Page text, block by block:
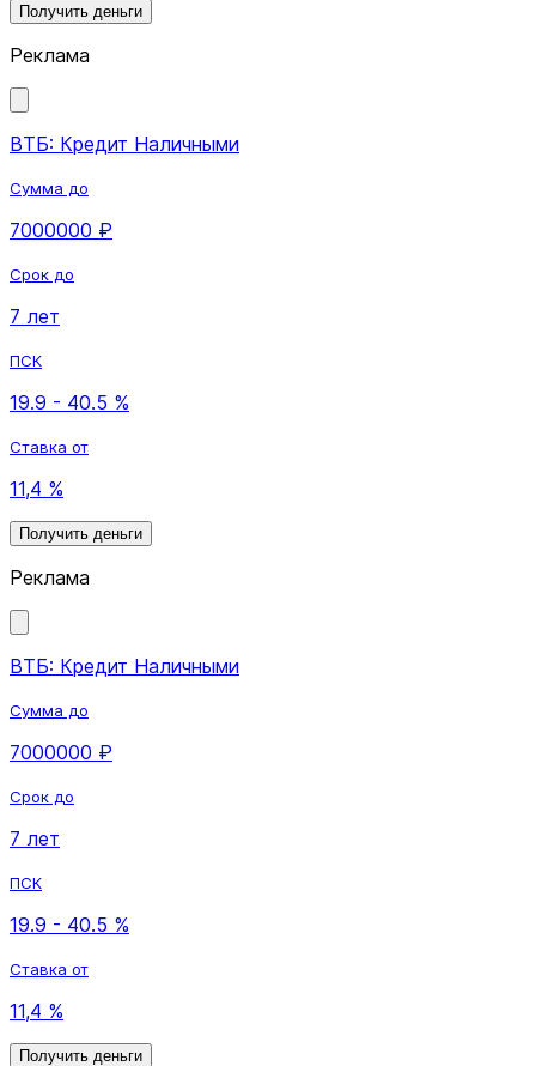
Получить деньги
Реклама
ВТБ: Кредит Наличными
Сумма до
7000000 ₽
Срок до
7 лет
ПСК
19.9 - 40.5 %
Ставка от
11,4 %
Получить деньги
Реклама
ВТБ: Кредит Наличными
Сумма до
7000000 ₽
Срок до
7 лет
ПСК
19.9 - 40.5 %
Ставка от
11,4 %
Получить деньги